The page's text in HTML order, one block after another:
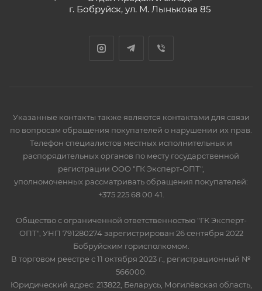
г. Бобруйск, ул. М. Лынькова 85
Указанные контакты также являются контактами для связи
по вопросам обращения покупателей о нарушении их прав.
Телефон специалистов местных исполнительных и
распорядительных органов по месту государственной
регистрации ООО "ГК Эксперт-ОПТ",
уполномоченных рассматривать обращения покупателей:
+375 225 68 00 41.
Общество с ограниченной ответственностью "ГК Эксперт-
ОПТ", УНП 791280274 зарегистрирован 26 сентября 2022
Бобруйским горисполкомом.
В торговом реестре с 11 октября 2023 г., регистрационный №
566000.
Юридический адрес: 213822, Беларусь, Могилёвская область,